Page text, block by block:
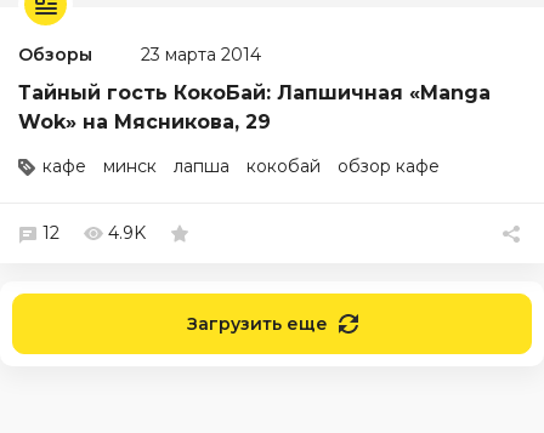
Обзоры 23 марта 2014
Тайный гость КокоБай: Лапшичная «Manga
Wok» на Мясникова, 29
кафе минск лапша кокобай обзор кафе
12 4.9K
Загрузить еще